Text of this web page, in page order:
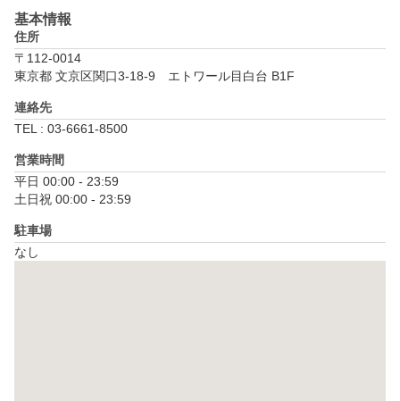
基本情報
住所
〒112-0014
東京都 文京区関口3-18-9　エトワール目白台 B1F
連絡先
TEL : 03-6661-8500
営業時間
平日 00:00 - 23:59
土日祝 00:00 - 23:59
駐車場
なし